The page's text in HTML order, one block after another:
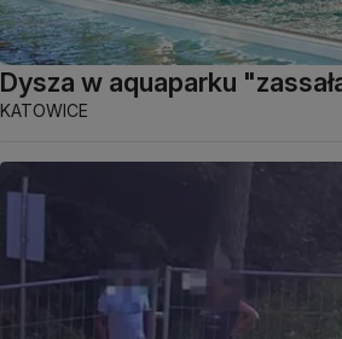
Dysza w aquaparku
KATOWICE